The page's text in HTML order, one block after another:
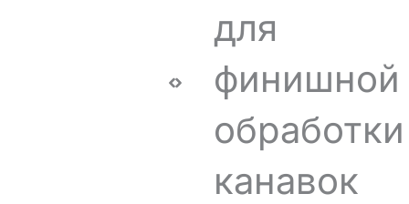
для
финишной
обработки
канавок